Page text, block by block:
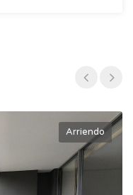
Arriendo